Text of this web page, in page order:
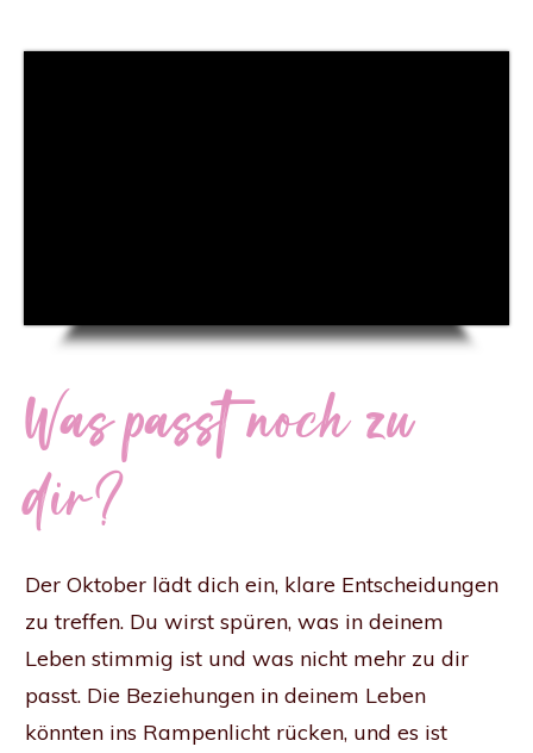
Was passt noch zu
dir?
Der Oktober lädt dich ein, klare Entscheidungen
zu treffen. Du wirst spüren, was in deinem
Leben stimmig ist und was nicht mehr zu dir
passt. Die Beziehungen in deinem Leben
könnten ins Rampenlicht rücken, und es ist